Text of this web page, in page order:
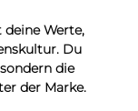
Werte,
Du
die
der Marke.